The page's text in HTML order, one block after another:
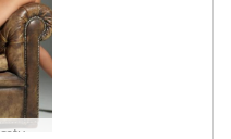
Alya fyrirsætuljósmyndari